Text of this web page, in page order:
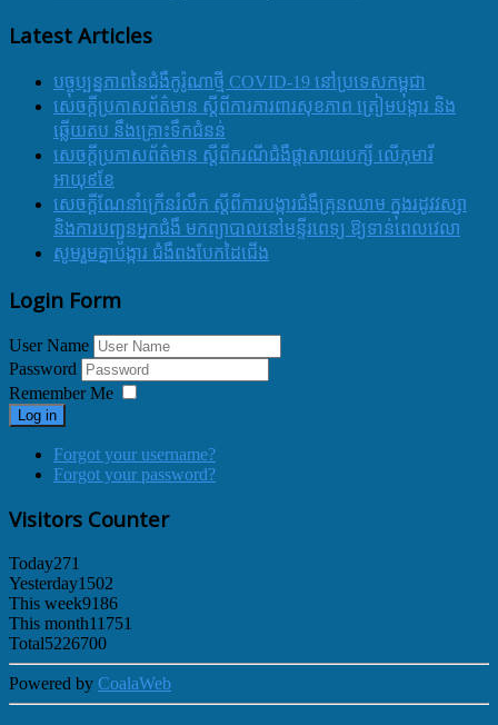
Latest Articles
បច្ចុប្បន្នភាពនៃជំងឺកូរ៉ូណាថ្មី COVID-19 នៅប្រទេសកម្ពុជា
សេចក្តីប្រកាសព័ត៌មាន ស្តីពីការការពារសុខភាព ត្រៀមបង្ការ និង
ឆ្លើយតប នឹងគ្រោះទឹកជំនន់
សេចក្តីប្រកាសព័ត៌មាន ស្តីពីករណីជំងឺផ្តាសាយបក្សី លើកុមារី
អាយុ៩ខែ
សេចក្ដីណែនាំក្រើនរំលឹក ស្ដីពីការបង្ការជំងឺគ្រុនឈាម ក្នុងរដូវវស្សា
និងការបញ្ជូនអ្នកជំងឺ មកព្យាបាលនៅមន្ទីរពេទ្យ ឱ្យទាន់ពេលវេលា
សូមរួមគ្នាបង្ការ ជំងឺពងបែកដៃជើង
Login Form
User Name
Password
Remember Me
Log in
Forgot your username?
Forgot your password?
Visitors Counter
Today271
Yesterday1502
This week9186
This month11751
Total5226700
Powered by CoalaWeb